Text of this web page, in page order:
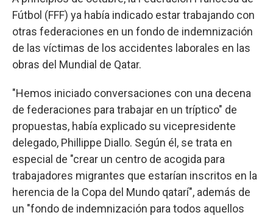
Fútbol (FFF) ya había indicado estar trabajando con
otras federaciones en un fondo de indemnización
de las víctimas de los accidentes laborales en las
obras del Mundial de Qatar.
"Hemos iniciado conversaciones con una decena
de federaciones para trabajar en un tríptico" de
propuestas, había explicado su vicepresidente
delegado, Phillippe Diallo. Según él, se trata en
especial de "crear un centro de acogida para
trabajadores migrantes que estarían inscritos en la
herencia de la Copa del Mundo qatarí", además de
un "fondo de indemnización para todos aquellos